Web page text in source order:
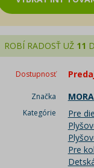
ROBÍ RADOSŤ UŽ 11
Dostupnosť
Značka
Kategórie
Pre
Pre